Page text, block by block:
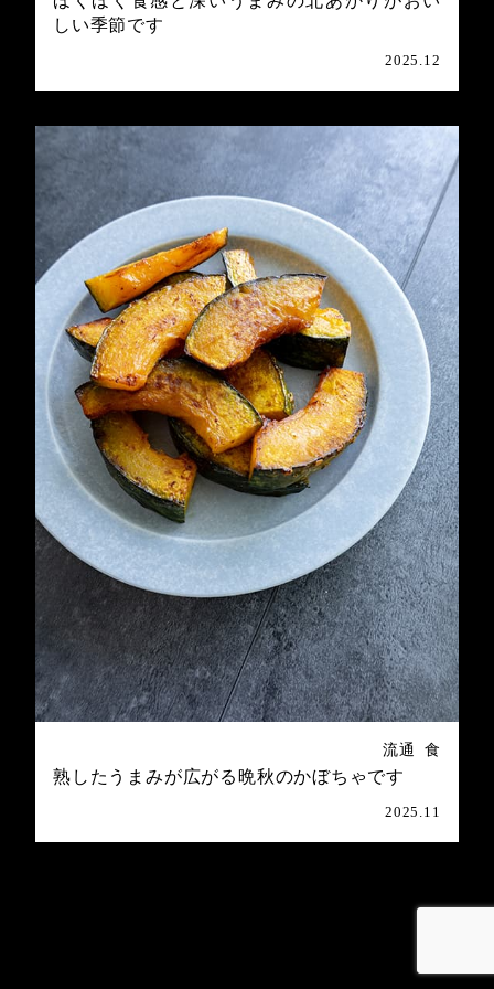
しい季節です
2025.12
流通 食
熟したうまみが広がる晩秋のかぼちゃです
2025.11